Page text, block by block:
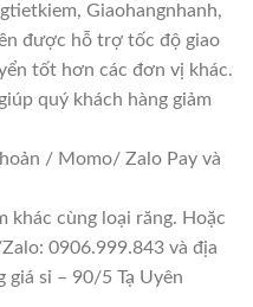
Giaohangnhanh,
được hỗ trợ tốc độ giao
tốt hơn các đơn vị khác.
quý khách hàng giảm
/ Momo/ Zalo Pay và
khác cùng loại răng. Hoặc
0906.999.843 và địa
giá sỉ – 90/5 Tạ Uyên